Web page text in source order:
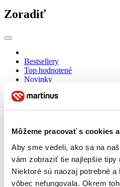
Môžeme pracovať s cookies
Aby sme vedeli, ako sa na
vám zobraziť tie najlepšie tipy
Niektoré sú naozaj potrebné
vôbec nefungovala. Okrem
Zoradiť
Bestsellery
Top hodnotené
Novinky
Najlacnejšie
Použité filtre
Na tému umelci